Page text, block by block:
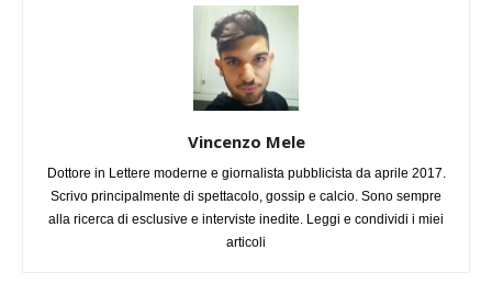
Vincenzo Mele
Dottore in Lettere moderne e giornalista pubblicista da aprile 2017.
Scrivo principalmente di spettacolo, gossip e calcio. Sono sempre
alla ricerca di esclusive e interviste inedite. Leggi e condividi i miei
articoli